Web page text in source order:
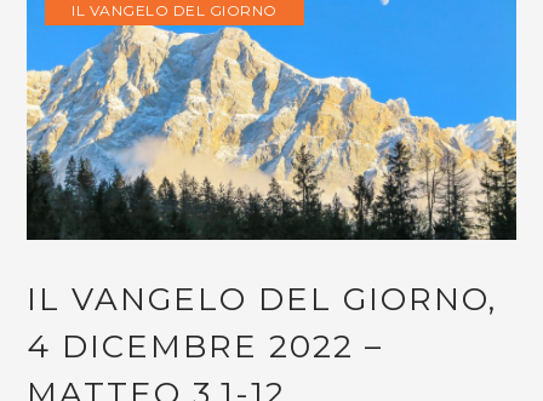
IL VANGELO DEL GIORNO
IL VANGELO DEL GIORNO,
4 DICEMBRE 2022 –